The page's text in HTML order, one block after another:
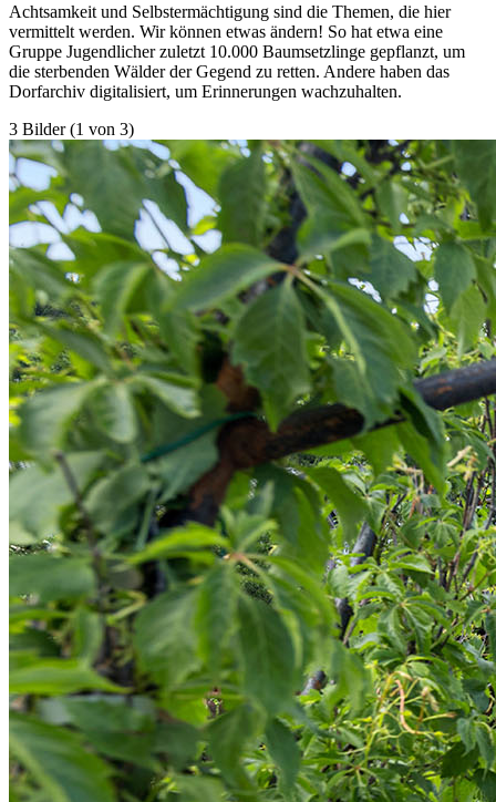
Achtsamkeit und Selbst­ermächtigung sind die Themen, die hier
vermittelt werden. Wir können etwas ändern! So hat etwa eine
Gruppe Jugendlicher zuletzt 10.000 Baumsetzlinge gepflanzt, um
die sterbenden Wälder der Gegend zu retten. Andere haben das
Dorfarchiv digitalisiert, um Erinnerungen wachzuhalten.
3 Bilder (1 von 3)